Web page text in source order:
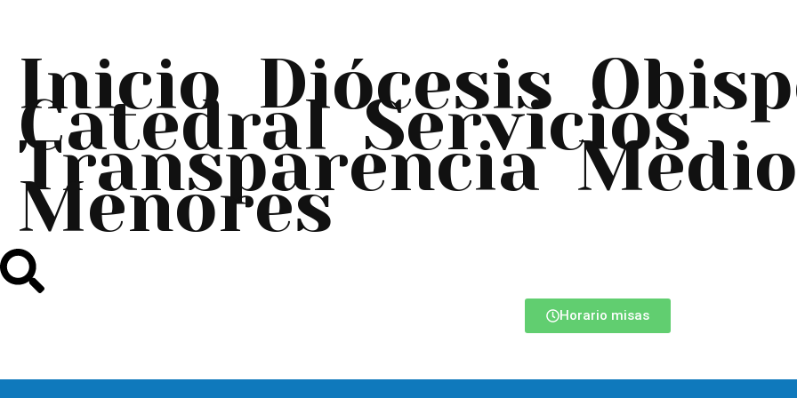
Inicio Diócesis
Catedral Servicios
Transparencia
Menores
Horario misas